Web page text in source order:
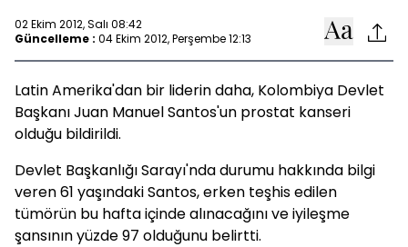
02 Ekim 2012, Salı 08:42
Güncelleme : 04 Ekim 2012, Perşembe 12:13
Latin Amerika'dan bir liderin daha, Kolombiya Devlet
Başkanı Juan Manuel Santos'un prostat kanseri
olduğu bildirildi.
Devlet Başkanlığı Sarayı'nda durumu hakkında bilgi
veren 61 yaşındaki Santos, erken teşhis edilen
tümörün bu hafta içinde alınacağını ve iyileşme
şansının yüzde 97 olduğunu belirtti.